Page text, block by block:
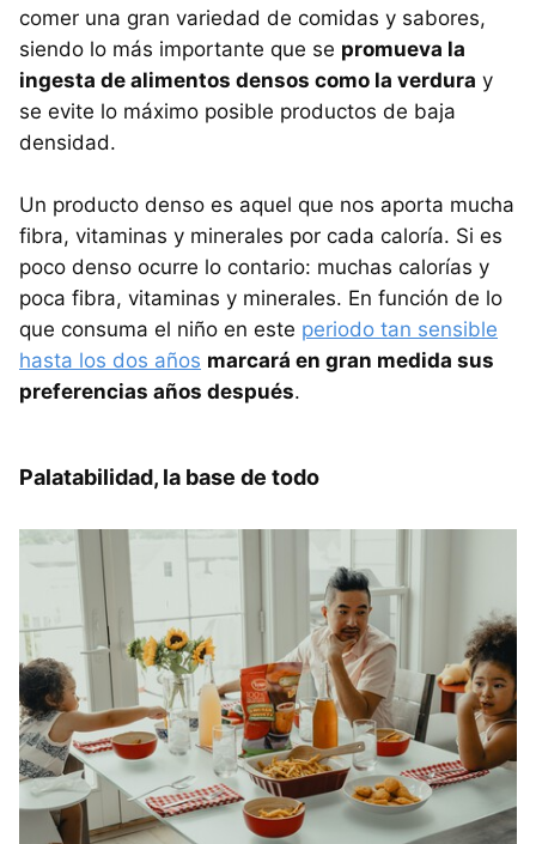
comer una gran variedad de comidas y sabores,
siendo lo más importante que se promueva la
ingesta de alimentos densos como la verdura y
se evite lo máximo posible productos de baja
densidad.
Un producto denso es aquel que nos aporta mucha
fibra, vitaminas y minerales por cada caloría. Si es
poco denso ocurre lo contario: muchas calorías y
poca fibra, vitaminas y minerales. En función de lo
que consuma el niño en este periodo tan sensible
hasta los dos años marcará en gran medida sus
preferencias años después.
Palatabilidad, la base de todo